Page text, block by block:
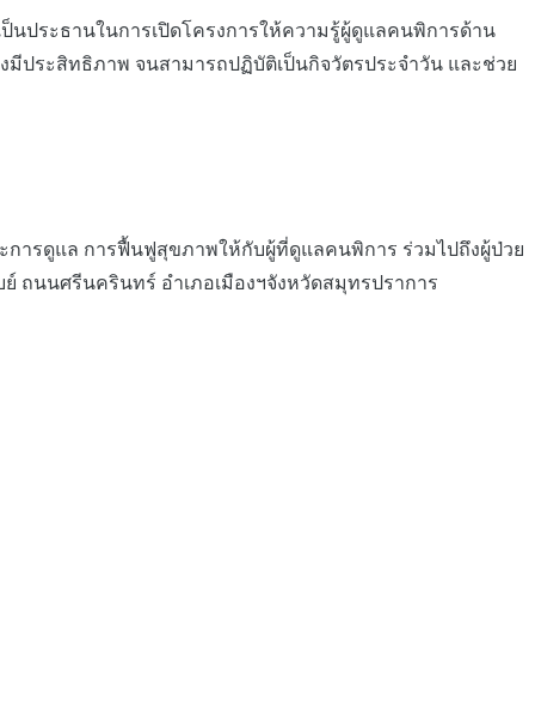
ประธานในการเปิดโครงการให้ความรู้ผู้ดูแลคนพิการด้าน
มีประสิทธิภาพ จนสามารถปฏิบัติเป็นกิจวัตรประจำวัน และช่วย
ดูแล การฟื้นฟูสุขภาพให้กับผู้ที่ดูแลคนพิการ ร่วมไปถึงผู้ป่วย
ถนนศรีนครินทร์ อำเภอเมืองฯจังหวัดสมุทรปราการ